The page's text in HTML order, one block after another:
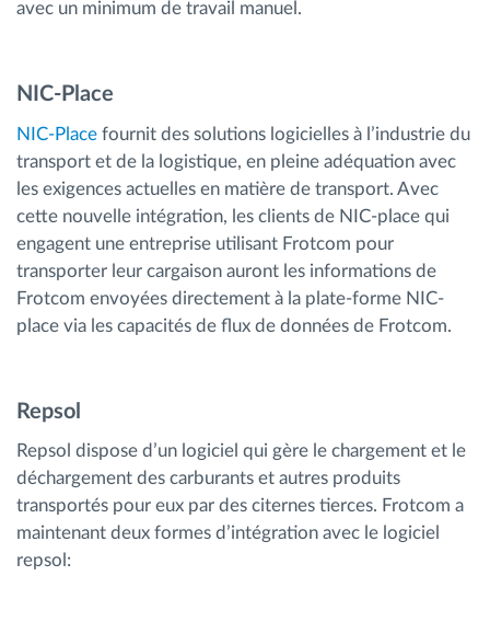
avec un minimum de travail manuel.
NIC-Place
NIC-Place fournit des solutions logicielles à l’industrie du
transport et de la logistique, en pleine adéquation avec
les exigences actuelles en matière de transport. Avec
cette nouvelle intégration, les clients de NIC-place qui
engagent une entreprise utilisant Frotcom pour
transporter leur cargaison auront les informations de
Frotcom envoyées directement à la plate-forme NIC-
place via les capacités de flux de données de Frotcom.
Repsol
Repsol dispose d’un logiciel qui gère le chargement et le
déchargement des carburants et autres produits
transportés pour eux par des citernes tierces. Frotcom a
maintenant deux formes d’intégration avec le logiciel
repsol: